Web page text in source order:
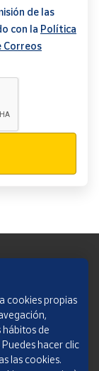
de las
con la Política
Correos
cookies propias
de
hacer clic
las cookies.